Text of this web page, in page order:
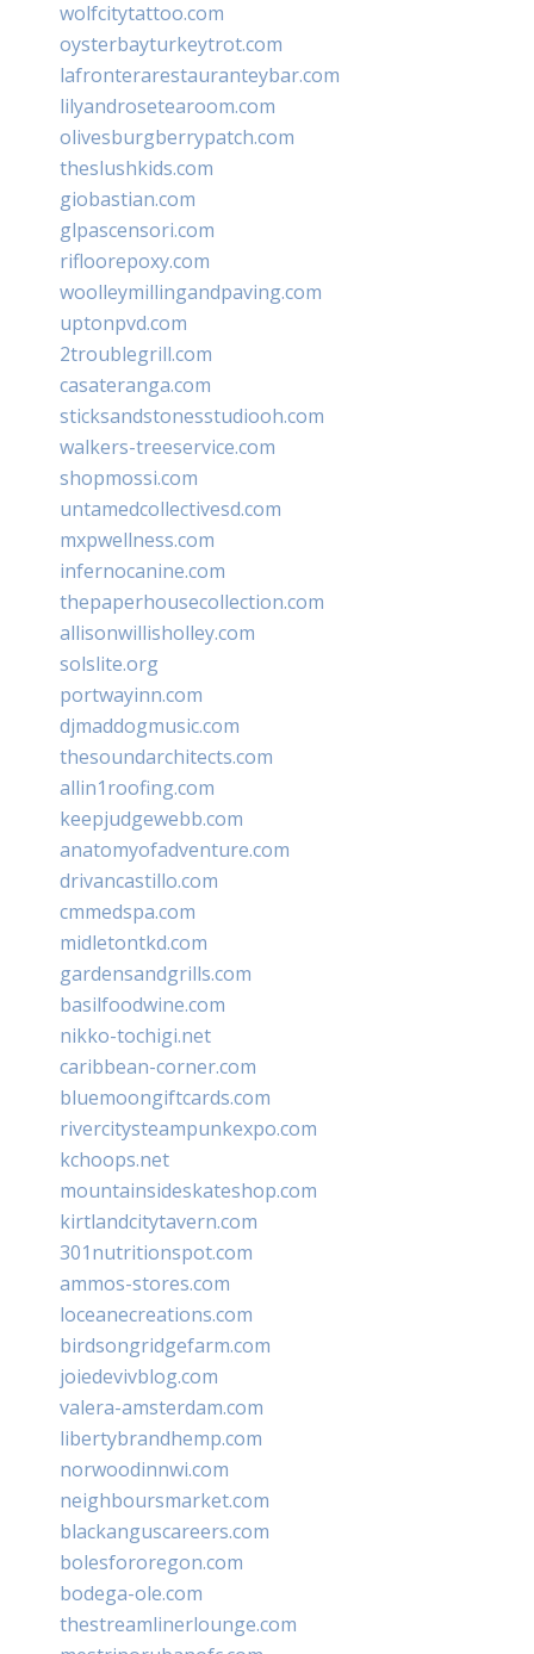
wolfcitytattoo.com
oysterbayturkeytrot.com
lafronterarestauranteybar.com
lilyandrosetearoom.com
olivesburgberrypatch.com
theslushkids.com
giobastian.com
glpascensori.com
rifloorepoxy.com
woolleymillingandpaving.com
uptonpvd.com
2troublegrill.com
casateranga.com
sticksandstonesstudiooh.com
walkers-treeservice.com
shopmossi.com
untamedcollectivesd.com
mxpwellness.com
infernocanine.com
thepaperhousecollection.com
allisonwillisholley.com
solslite.org
portwayinn.com
djmaddogmusic.com
thesoundarchitects.com
allin1roofing.com
keepjudgewebb.com
anatomyofadventure.com
drivancastillo.com
cmmedspa.com
midletontkd.com
gardensandgrills.com
basilfoodwine.com
nikko-tochigi.net
caribbean-corner.com
bluemoongiftcards.com
rivercitysteampunkexpo.com
kchoops.net
mountainsideskateshop.com
kirtlandcitytavern.com
301nutritionspot.com
ammos-stores.com
loceanecreations.com
birdsongridgefarm.com
joiedevivblog.com
valera-amsterdam.com
libertybrandhemp.com
norwoodinnwi.com
neighboursmarket.com
blackanguscareers.com
bolesfororegon.com
bodega-ole.com
thestreamlinerlounge.com